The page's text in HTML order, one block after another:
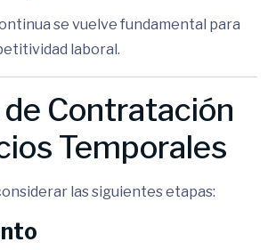
se vuelve fundamental para
laboral.
Contratación
Temporales
las siguientes etapas: